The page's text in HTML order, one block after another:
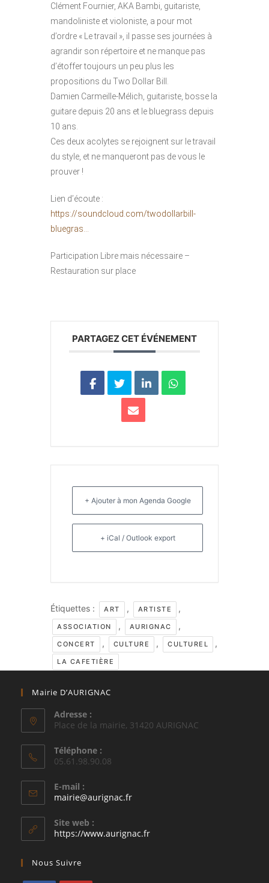
Clément Fournier, AKA Bambi, guitariste,
mandoliniste et violoniste, a pour mot
d’ordre « Le travail », il passe ses journées à
agrandir son répertoire et ne manque pas
d’étoffer toujours un peu plus les
propositions du Two Dollar Bill.
Damien Carmeille-Mélich, guitariste, bosse la
guitare depuis 20 ans et le bluegrass depuis
10 ans.
Ces deux acolytes se rejoignent sur le travail
du style, et ne manqueront pas de vous le
prouver !
Lien d’écoute :
https://soundcloud.com/twodollarbill-
bluegras…
Participation Libre mais nécessaire –
Restauration sur place
PARTAGEZ CET ÉVÉNEMENT
+ Ajouter à mon Agenda Google
+ iCal / Outlook export
Étiquettes : ART , ARTISTE ,
ASSOCIATION , AURIGNAC ,
CONCERT , CULTURE , CULTUREL ,
LA CAFETIÈRE
Mairie D’AURIGNAC
Adresse :
Place de la mairie, 31420 AURIGNAC
Téléphone :
05.61.98.90.08
E-mail :
mairie@aurignac.frS’ouvre
application
Site web :
https://www.aurignac.fr
Nous Suivre